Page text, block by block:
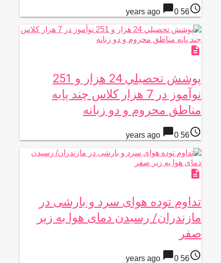
access_time
56 years ago
chat_bubble0
description
پوشش تحصيلي 24 هزار و 251
نوآموز در 7 هزار كلاس چند پايه
مناطق محروم و دو زبانه
access_time
56 years ago
chat_bubble0
description
تداوم توده هوای سرد و بارشی در
مازندران/ رسیدن دمای هوا به زیر
صفر
access_time
56 years ago
chat_bubble0